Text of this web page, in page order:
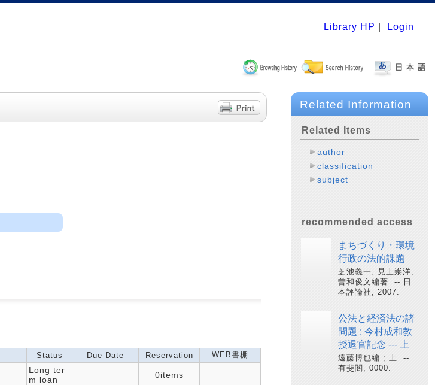
Library HP Login
Status Due Date Reservation WEB書棚
Long ter
m loan
0items
Related Information
Related Items
author
classification
subject
recommended access
まちづくり・環境
行政の法的課題
芝池義一, 見上崇洋,
曽和俊文編著. -- 日
本評論社, 2007.
公法と経済法の諸
問題 : 今村成和教
授退官記念 --- 上
遠藤博也編 ; 上. --
有斐閣, 0000.